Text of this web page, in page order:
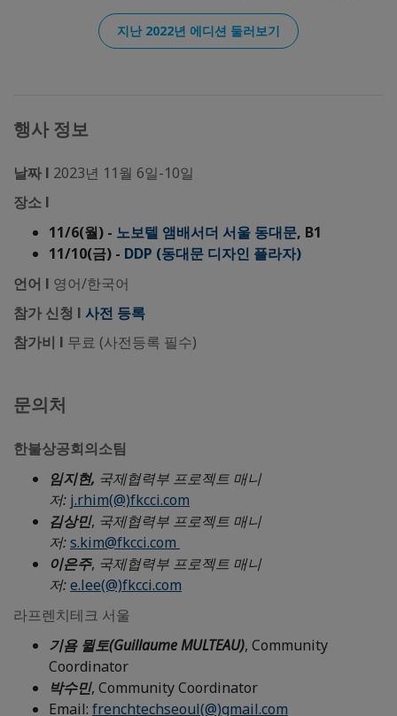
지난 2022년 에디션 둘러보기
행사 정보
날짜 l 2023년 11월 6일-10일
장소 l
11/6(월) - 노보텔 앰배서더 서울 동대문, B1
11/10(금) - DDP (동대문 디자인 플라자)
언어 l 영어/한국어
참가 신청 l 사전 등록
참가비 l 무료 (사전등록 필수)
문의처
한불상공회의소팀
임지현, 국제협력부 프로젝트 매니
저: j.rhim(@)fkcci.com
김상민, 국제협력부 프로젝트 매니
저:s.kim@fkcci.com
이은주, 국제협력부 프로젝트 매니
저:e.lee(@)fkcci.com
라프렌치테크 서울
기욤 뮐토(Guillaume MULTEAU), Community
Coordinator
박수민, Community Coordinator
Email: frenchtechseoul(@)gmail.com